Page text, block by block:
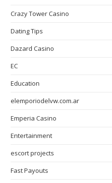
Crazy Tower Сasino
Dating Tips
Dazard Casino
EC
Education
elemporiodelvw.com.ar
Emperia Casino
Entertainment
escort projects
Fast Payouts